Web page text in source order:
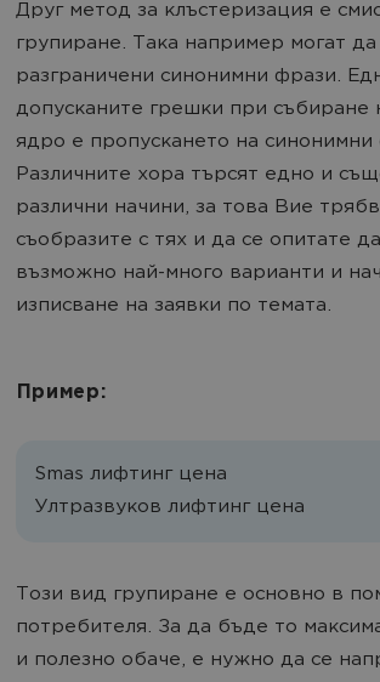
Друг метод за клъстеризация е
групиране. Така например могат
разграничени синонимни фрази.
допусканите грешки при събиране
ядро е пропускането на синонимни
Различните хора търсят едно и
различни начини, за това Вие
съобразите с тях и да се опитате
възможно най-много варианти и
изписване на заявки по темата.
Пример:
Smas лифтинг цена
Ултразвуков лифтинг цена
Този вид групиране е основно в
потребителя. За да бъде то
и полезно обаче, е нужно да се